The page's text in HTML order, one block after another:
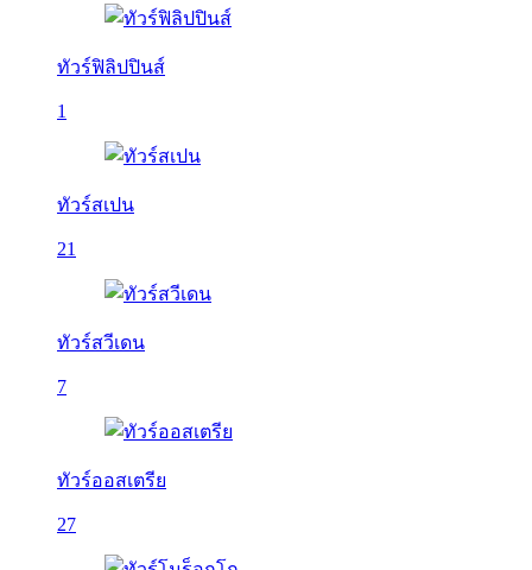
ทัวร์ฟิลิปปินส์
1
ทัวร์สเปน
21
ทัวร์สวีเดน
7
ทัวร์ออสเตรีย
27